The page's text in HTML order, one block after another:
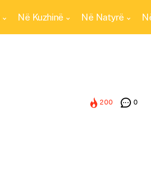
Në Kuzhinë Në Natyrë
200 0